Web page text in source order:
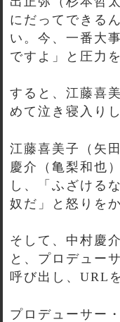
にだってできる
い。今、一番大
ですよ」と圧力
すると、江藤喜
めて泣き寝入り
江藤喜美子（矢
慶介（亀梨和也
し、「ふざける
奴だ」と怒りを
そして、中村慶
と、プロデュー
呼び出し、URL
プロデューサー